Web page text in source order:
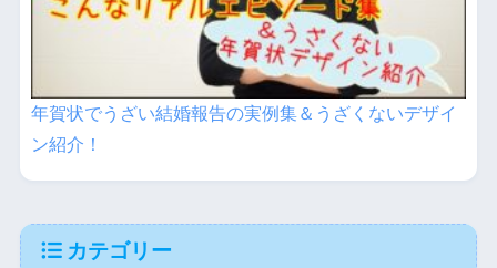
年賀状でうざい結婚報告の実例集＆うざくないデザイ
ン紹介！
カテゴリー